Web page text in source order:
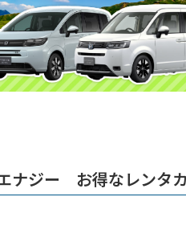
ナジー お得なレンタ